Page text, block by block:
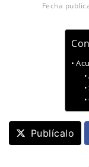
Fecha
Publícalo